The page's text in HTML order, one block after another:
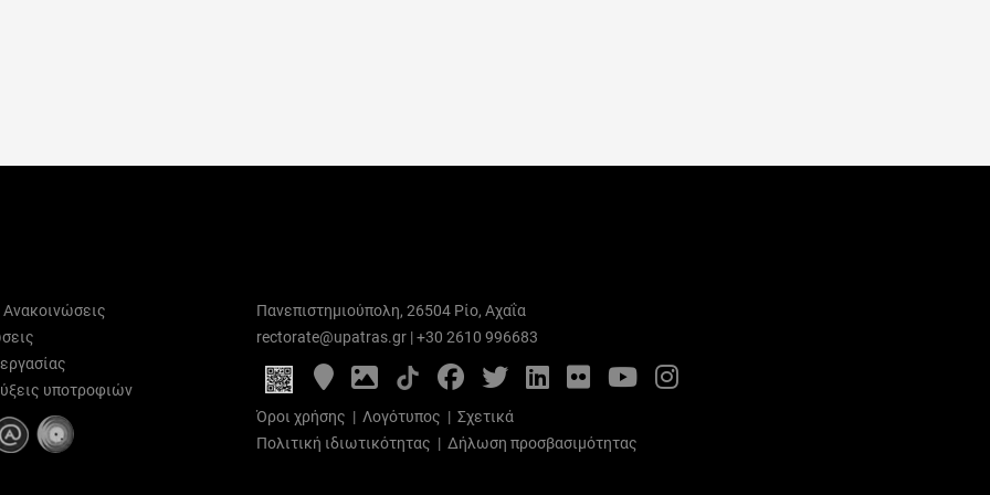
Ανακοινώσεις
υποτροφιών
Πανεπιστημιούπολη, 26504 Ρίο, Αχαΐα
rectorate@upatras.gr|+30 2610 996683
Google
Maps
Photo
Gallery
FacebookTwitterLinkedIn
FlickrYouTubeInstagram
Όροι χρήσης | Λογότυπος | Σχετικά
Πολιτική ιδιωτικότητας | Δήλωση προσβασιμότητας